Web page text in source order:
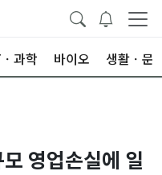
과학 바이오 생활ㆍ문
영업손실에 일